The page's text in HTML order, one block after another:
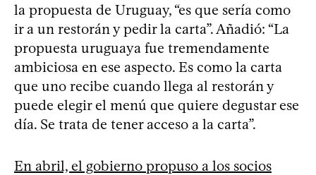
la propuesta de Uruguay, “es que sería como
ir a un restorán y pedir la carta”. Añadió: “La
propuesta uruguaya fue tremendamente
ambiciosa en ese aspecto. Es como la carta
que uno recibe cuando llega al restorán y
puede elegir el menú que quiere degustar ese
día. Se trata de tener acceso a la carta”.
En abril, el gobierno propuso a los socios